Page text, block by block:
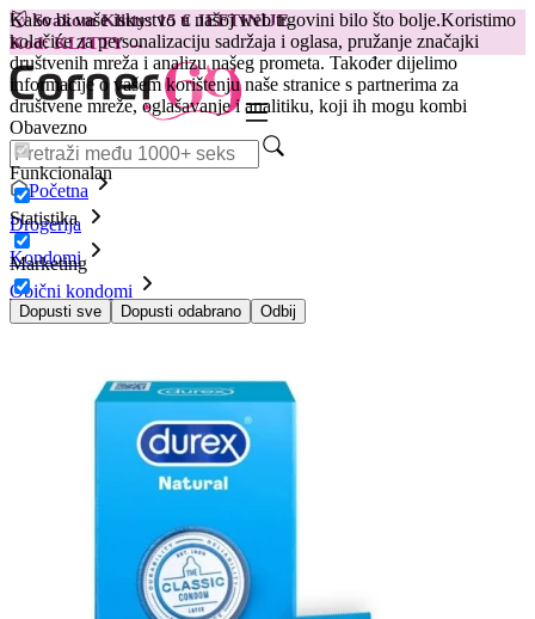
Kako bi vaše iskustvo u našoj web trgovini bilo što bolje.Koristimo
kolačiće za personalizaciju sadržaja i oglasa, pružanje značajki
društvenih mreža i analizu našeg prometa. Također dijelimo
informacije o vašem korištenju naše stranice s partnerima za
društvene mreže, oglašavanje i analitiku, koji ih mogu kombi
Obavezno
Funkcionalan
Statistika
Marketing
Dopusti sve Dopusti odabrano Odbij
😽Svakom Klitty: 15 € JEFTINIJE
Kod: KLITTY →
Početna
Drogerija
Kondomi
Obični kondomi
Kondomi Durex Classic Natural 24/1